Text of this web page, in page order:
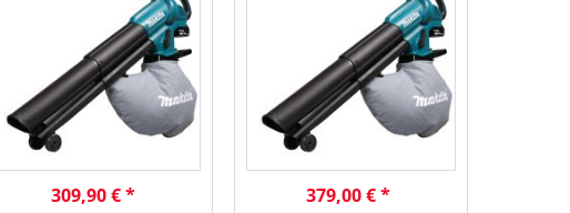
309,90 € * 379,00 € *